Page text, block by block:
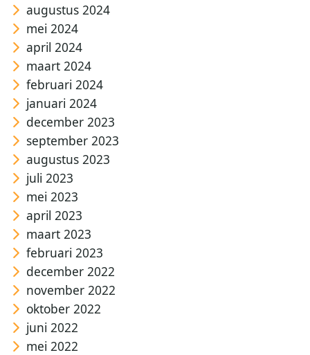
augustus 2024
mei 2024
april 2024
maart 2024
februari 2024
januari 2024
december 2023
september 2023
augustus 2023
juli 2023
mei 2023
april 2023
maart 2023
februari 2023
december 2022
november 2022
oktober 2022
juni 2022
mei 2022